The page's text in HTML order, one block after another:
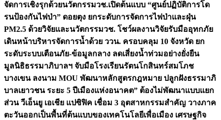
จัดการเชิงรุกด้วยนวัตกรรมวช.เปิดต้นแบบ “ศูนย์ปฏิบัติการโด
รนป้องกันไฟป่า” ดอยตุง ยกระดับการจัดการไฟป่าและฝุ่น
PM2.5 ด้วยวิจัยและนวัตกรรมวช. โชว์ผลงานวิจัยรับมืออุทกภัย
เดินหน้าบริหารจัดการน้ำด้วย ววน. ครอบคลุม 10 จังหวัด ยก
ระดับระบบเตือนภัย-ข้อมูลกลาง ลดเสี่ยงน้ำท่วมอย่างยั่งยืน
มูลนิธิธรรมาภิบาลฯ จับมือโรงเรียนรัตนโกสินทร์สมโภช
บางเขน ลงนาม MOU พัฒนาหลักสูตรกฎหมาย ปลูกฝังธรรมาภิ
บาลเยาวชน ระยะ 5 ปีเมืองแห่งอนาคต” ต้องไม่พัฒนาแบบแยก
ส่วน วีเอ็นยู เอเชีย แปซิฟิค เชื่อม 3 อุตสาหกรรมสำคัญ วางภาค
ตะวันออกเป็นพื้นที่ต้นแบบของเทคโนโลยีเพื่อเมือง เศรษฐกิจ